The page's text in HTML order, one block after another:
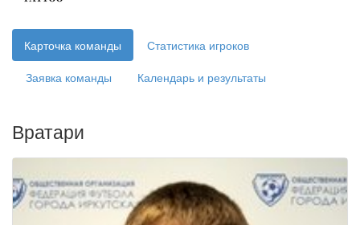
Карточка команды
Статистика игроков
Заявка команды
Календарь и результаты
Вратари